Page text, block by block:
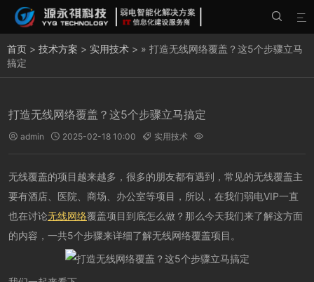


首页 > 技术方案 > 实用技术 > » 打造无线网络覆盖？这5个步骤立马
搞定
打造无线网络覆盖？这5个步骤立马搞定
 admin  2025-02-18 10:00  实用技术 
无线覆盖的项目越来越多，很多的朋友都有遇到，常见的无线覆盖主
要有酒店、医院、商场、办公室等项目，所以，在我们弱电VIP一直
也在讨论无线网络覆盖项目到底怎么做？那么今天我们来了解这方面
的内容，一共5个步骤来详细了解无线网络覆盖项目。